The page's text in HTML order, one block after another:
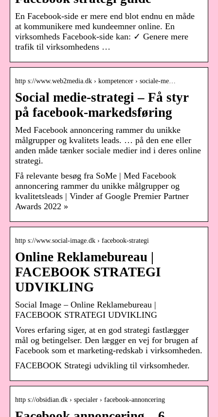
En Facebook-side er mere end blot endnu en måde
at kommunikere med kundeemner online. En
virksomheds Facebook-side kan: ✓ Genere mere
trafik til virksomhedens …
http s://www.web2media.dk › kompetencer › sociale-me…
Social medie-strategi – Få styr
på facebook-markedsføring
Med Facebook annoncering rammer du unikke
målgrupper og kvalitets leads. … på den ene eller
anden måde tænker sociale medier ind i deres online
strategi.
Få relevante besøg fra SoMe | Med Facebook
annoncering rammer du unikke målgrupper og
kvalitetsleads | Vinder af Google Premier Partner
Awards 2022 »
http s://www.social-image.dk › facebook-strategi
Online Reklamebureau |
FACEBOOK STRATEGI
UDVIKLING
Social Image – Online Reklamebureau |
FACEBOOK STRATEGI UDVIKLING
Vores erfaring siger, at en god strategi fastlægger
mål og betingelser. Den lægger en vej for brugen af
Facebook som et marketing-redskab i virksomheden.
FACEBOOK Strategi udvikling til virksomheder.
http s://obsidian.dk › specialer › facebook-annoncering